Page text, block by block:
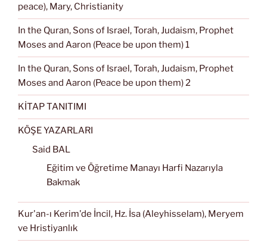
peace), Mary, Christianity
In the Quran, Sons of Israel, Torah, Judaism, Prophet
Moses and Aaron (Peace be upon them) 1
In the Quran, Sons of Israel, Torah, Judaism, Prophet
Moses and Aaron (Peace be upon them) 2
KİTAP TANITIMI
KÖŞE YAZARLARI
Said BAL
Eğitim ve Öğretime Manayı Harfi Nazarıyla
Bakmak
Kur'an-ı Kerim'de İncil, Hz. İsa (Aleyhisselam), Meryem
ve Hristiyanlık